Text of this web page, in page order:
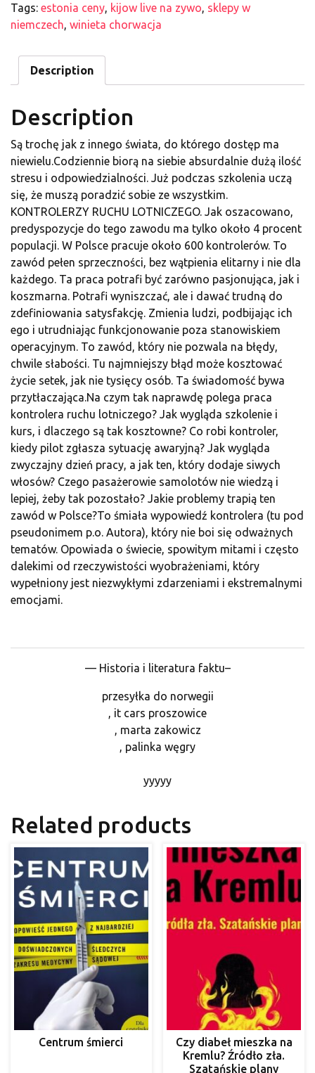
Tags: estonia ceny, kijow live na zywo, sklepy w
niemczech, winieta chorwacja
Description
Description
Są trochę jak z innego świata, do którego dostęp ma
niewielu.Codziennie biorą na siebie absurdalnie dużą ilość
stresu i odpowiedzialności. Już podczas szkolenia uczą
się, że muszą poradzić sobie ze wszystkim.
KONTROLERZY RUCHU LOTNICZEGO. Jak oszacowano,
predyspozycje do tego zawodu ma tylko około 4 procent
populacji. W Polsce pracuje około 600 kontrolerów. To
zawód pełen sprzeczności, bez wątpienia elitarny i nie dla
każdego. Ta praca potrafi być zarówno pasjonująca, jak i
koszmarna. Potrafi wyniszczać, ale i dawać trudną do
zdefiniowania satysfakcję. Zmienia ludzi, podbijając ich
ego i utrudniając funkcjonowanie poza stanowiskiem
operacyjnym. To zawód, który nie pozwala na błędy,
chwile słabości. Tu najmniejszy błąd może kosztować
życie setek, jak nie tysięcy osób. Ta świadomość bywa
przytłaczająca.Na czym tak naprawdę polega praca
kontrolera ruchu lotniczego? Jak wygląda szkolenie i
kurs, i dlaczego są tak kosztowne? Co robi kontroler,
kiedy pilot zgłasza sytuację awaryjną? Jak wygląda
zwyczajny dzień pracy, a jak ten, który dodaje siwych
włosów? Czego pasażerowie samolotów nie wiedzą i
lepiej, żeby tak pozostało? Jakie problemy trapią ten
zawód w Polsce?To śmiała wypowiedź kontrolera (tu pod
pseudonimem p.o. Autora), który nie boi się odważnych
tematów. Opowiada o świecie, spowitym mitami i często
dalekimi od rzeczywistości wyobrażeniami, który
wypełniony jest niezwykłymi zdarzeniami i ekstremalnymi
emocjami.
— Historia i literatura faktu–
przesyłka do norwegii
, it cars proszowice
, marta zakowicz
, palinka węgry
yyyyy
Related products
Centrum śmierci
Czy diabeł mieszka na
Kremlu? Źródło zła.
Szatańskie plany